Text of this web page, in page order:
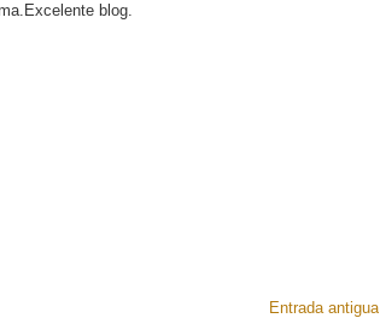
blog.
Entrada antigua